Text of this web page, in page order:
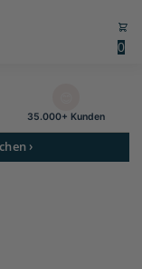
0
35.000+ Kunden
›